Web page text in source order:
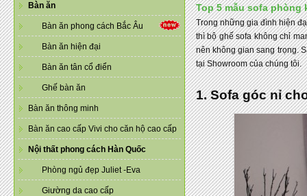
Bàn ăn
Bàn ăn phong cách Bắc Âu
Bàn ăn hiện đại
Bàn ăn tân cổ điển
Ghế bàn ăn
Bàn ăn thông minh
Bàn ăn cao cấp Vivi cho căn hộ cao cấp
Nội thất phong cách Hàn Quốc
Phòng ngủ đẹp Juliet -Eva
Giường da cao cấp
Top 5 mẫu sofa phòng
Trong những gia đình hiện
thì bộ ghế sofa không chỉ
nên không gian sang trọng.
tại Showroom của chúng tôi.
1. Sofa góc nỉ